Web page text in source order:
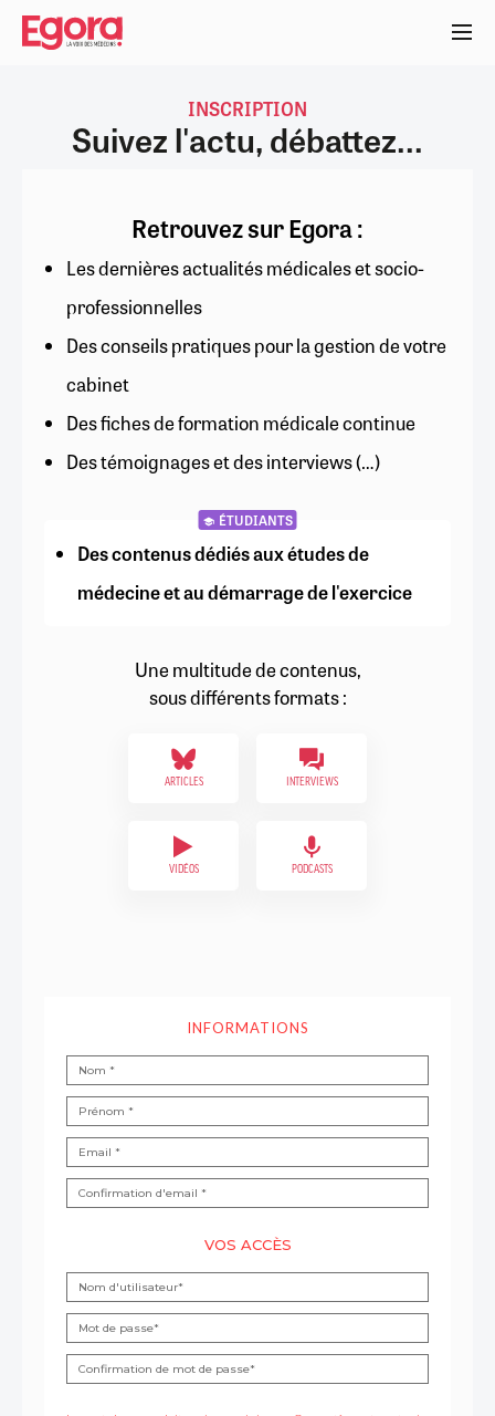
Aller
contenu
INSCRIPTION
Suivez l'actu, débattez...
Retrouvez sur Egora :
Les dernières actualités médicales et socio-
professionnelles
Des conseils pratiques pour la gestion de votre
cabinet
Des fiches de formation médicale continue
Des témoignages et des interviews (…)
ÉTUDIANTS
Des contenus dédiés aux études de
médecine et au démarrage de l'exercice
Une multitude de contenus,
sous différents formats :
ARTICLES INTERVIEWS
VIDÉOS PODCASTS